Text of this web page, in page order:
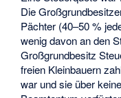
Die
Pächter (40–50 %
wenig davon an den
Großgrundbesitz
freien Kleinbauern
war und sie über